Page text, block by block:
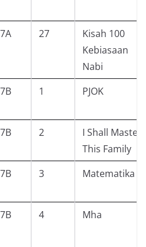
7A 27
Kisah 100
Kebiasaan
Nabi
7B 1 PJOK
7B 2
I Shall Master
This Family
7B 3 Matematika
7B 4 Mha